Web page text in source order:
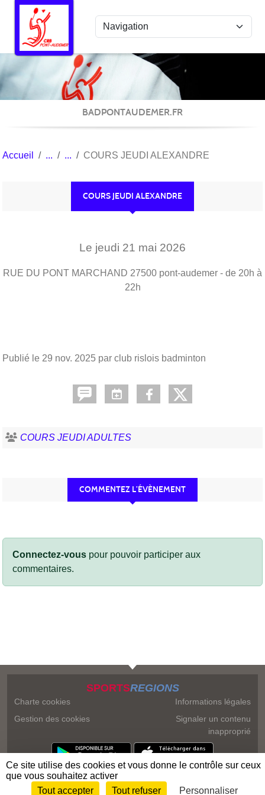
BADPONTAUDEMER.FR
Accueil COURS JEUDI ALEXANDRE
COURS JEUDI ALEXANDRE
Le jeudi 21 mai 2026
RUE DU PONT MARCHAND 27500 pont-audemer - de 20h à
22h
Publié le 29 nov. 2025 par club rislois badminton
COURS JEUDI ADULTES
COMMENTEZ L’ÉVÈNEMENT
Connectez-vous pour pouvoir participer aux
commentaires.
SPORTSREGIONS
Charte cookies
Gestion des cookies
Informations légales
Signaler un contenu
inapproprié
Envie de participer ? Connexion
Panneau de gestion des cookies
Ce site utilise des cookies et vous donne le contrôle sur ceux
que vous souhaitez activer
Tout accepter
Tout refuser Personnaliser